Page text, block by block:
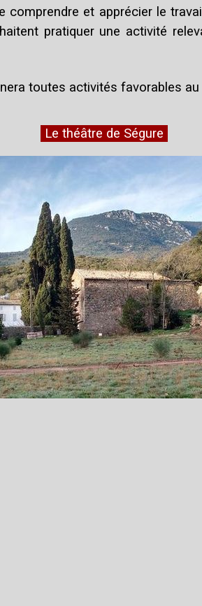
et apprécier le
pratiquer une activité
toutes activités favorables
Le théâtre de Ségure